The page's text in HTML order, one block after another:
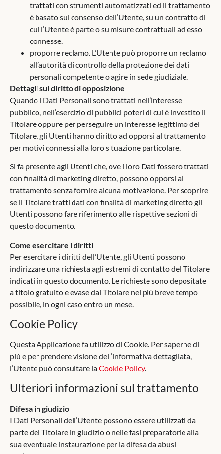
trattati con strumenti automatizzati ed il trattamento
è basato sul consenso dell’Utente, su un contratto di
cui l’Utente è parte o su misure contrattuali ad esso
connesse.
proporre reclamo. L’Utente può proporre un reclamo
all’autorità di controllo della protezione dei dati
personali competente o agire in sede giudiziale.
Dettagli sul diritto di opposizione
Quando i Dati Personali sono trattati nell’interesse
pubblico, nell’esercizio di pubblici poteri di cui è investito il
Titolare oppure per perseguire un interesse legittimo del
Titolare, gli Utenti hanno diritto ad opporsi al trattamento
per motivi connessi alla loro situazione particolare.
Si fa presente agli Utenti che, ove i loro Dati fossero trattati
con finalità di marketing diretto, possono opporsi al
trattamento senza fornire alcuna motivazione. Per scoprire
se il Titolare tratti dati con finalità di marketing diretto gli
Utenti possono fare riferimento alle rispettive sezioni di
questo documento.
Come esercitare i diritti
Per esercitare i diritti dell’Utente, gli Utenti possono
indirizzare una richiesta agli estremi di contatto del Titolare
indicati in questo documento. Le richieste sono depositate
a titolo gratuito e evase dal Titolare nel più breve tempo
possibile, in ogni caso entro un mese.
Cookie Policy
Questa Applicazione fa utilizzo di Cookie. Per saperne di
più e per prendere visione dell’informativa dettagliata,
l’Utente può consultare laCookie Policy.
Ulteriori informazioni sul trattamento
Difesa in giudizio
I Dati Personali dell’Utente possono essere utilizzati da
parte del Titolare in giudizio o nelle fasi preparatorie alla
sua eventuale instaurazione per la difesa da abusi